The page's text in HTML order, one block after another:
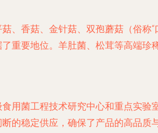
、香菇、金针菇、双孢蘑菇（俗称
重要地位。羊肚菌、松茸等高端
用菌工程技术研究中心和重点实
的稳定供应，确保了产品的高品